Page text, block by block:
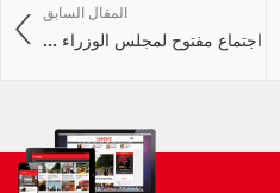
المقال السابق
اجتماع مفتوح لمجلس الوزراء ...